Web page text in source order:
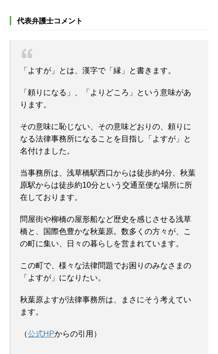
代表弁護士コメント
「よすが」とは、漢字で「縁」と書きます。
「頼りになる」、「よりどころ」という意味があ
ります。
その意味に恥じない、その意味どおりの、頼りに
なる法律事務所になることを目指し「よすが」と
名付けました。
当事務所は、浅草橋駅西口からは徒歩約4分、秋葉
原駅からは徒歩約10分という交通至便な場所に所
在しております。
問屋街や柳橋の屋形船など歴史を感じさせる浅草
橋と、国際色豊かな秋葉原。数多くの方々が、こ
の町に集い、日々の暮らしを営まれています。
この町で、様々な法律問題でお困りのみなさまの
「よすが」になりたい。
秋葉原よすが法律事務所は、まさにそう考えてい
ます。
（公式HPからの引用）